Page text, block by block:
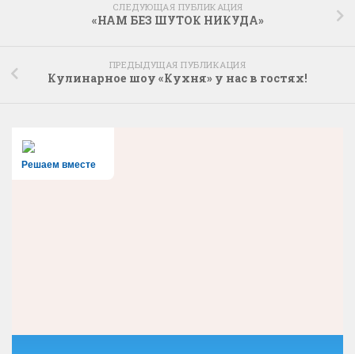
СЛЕДУЮЩАЯ ПУБЛИКАЦИЯ
«НАМ БЕЗ ШУТОК НИКУДА»
ПРЕДЫДУЩАЯ ПУБЛИКАЦИЯ
Кулинарное шоу «Кухня» у нас в гостях!
Решаем вместе